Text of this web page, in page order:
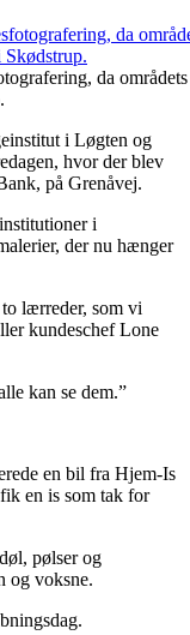
da
i Løgten og
hvor der blev
på Grenåvej.
i
der nu hænger
lærreder, som vi
kundeschef Lone
kan se dem.”
en bil fra Hjem-Is
en is som tak for
pølser og
og voksne.